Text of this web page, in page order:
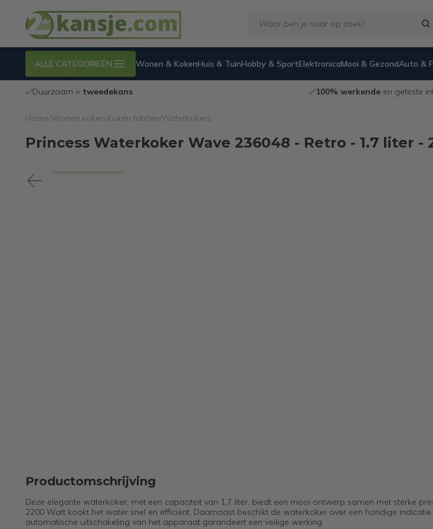
ALLE CATEGORIEËN Wonen & KokenHuis & TuinHobby & SportElektronicaMooi & GezondAuto &
Duurzaam = tweedekans 100% werkendeen geteste
Home Wonen koken Koken tafelen Waterkokers
Princess Waterkoker Wave 236048 - Retro - 1.7 liter -
Productomschrijving
Deze elegante waterkoker, met een capaciteit van 1,7 liter, biedt een mooi ontwerp samen met sterke
2200 Watt kookt het water snel en efficiënt. Daarnaast beschikt de waterkoker over een handige
automatische uitschakeling van het apparaat garandeert een veilige werking.